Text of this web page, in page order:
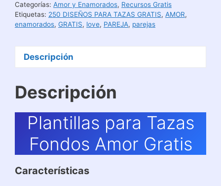
Categorías: Amor y Enamorados, Recursos Gratis
Etiquetas: 250 DISEÑOS PARA TAZAS GRATIS, AMOR,
enamorados, GRATIS, love, PAREJA, parejas
Descripción
Descripción
Plantillas para Tazas
Fondos Amor Gratis
Características